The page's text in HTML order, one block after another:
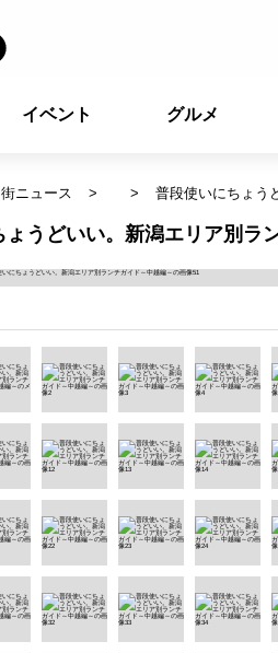
イベント グルメ
街ニュース 普段使いにちょう
ょうどいい。新潟エリア別ラ